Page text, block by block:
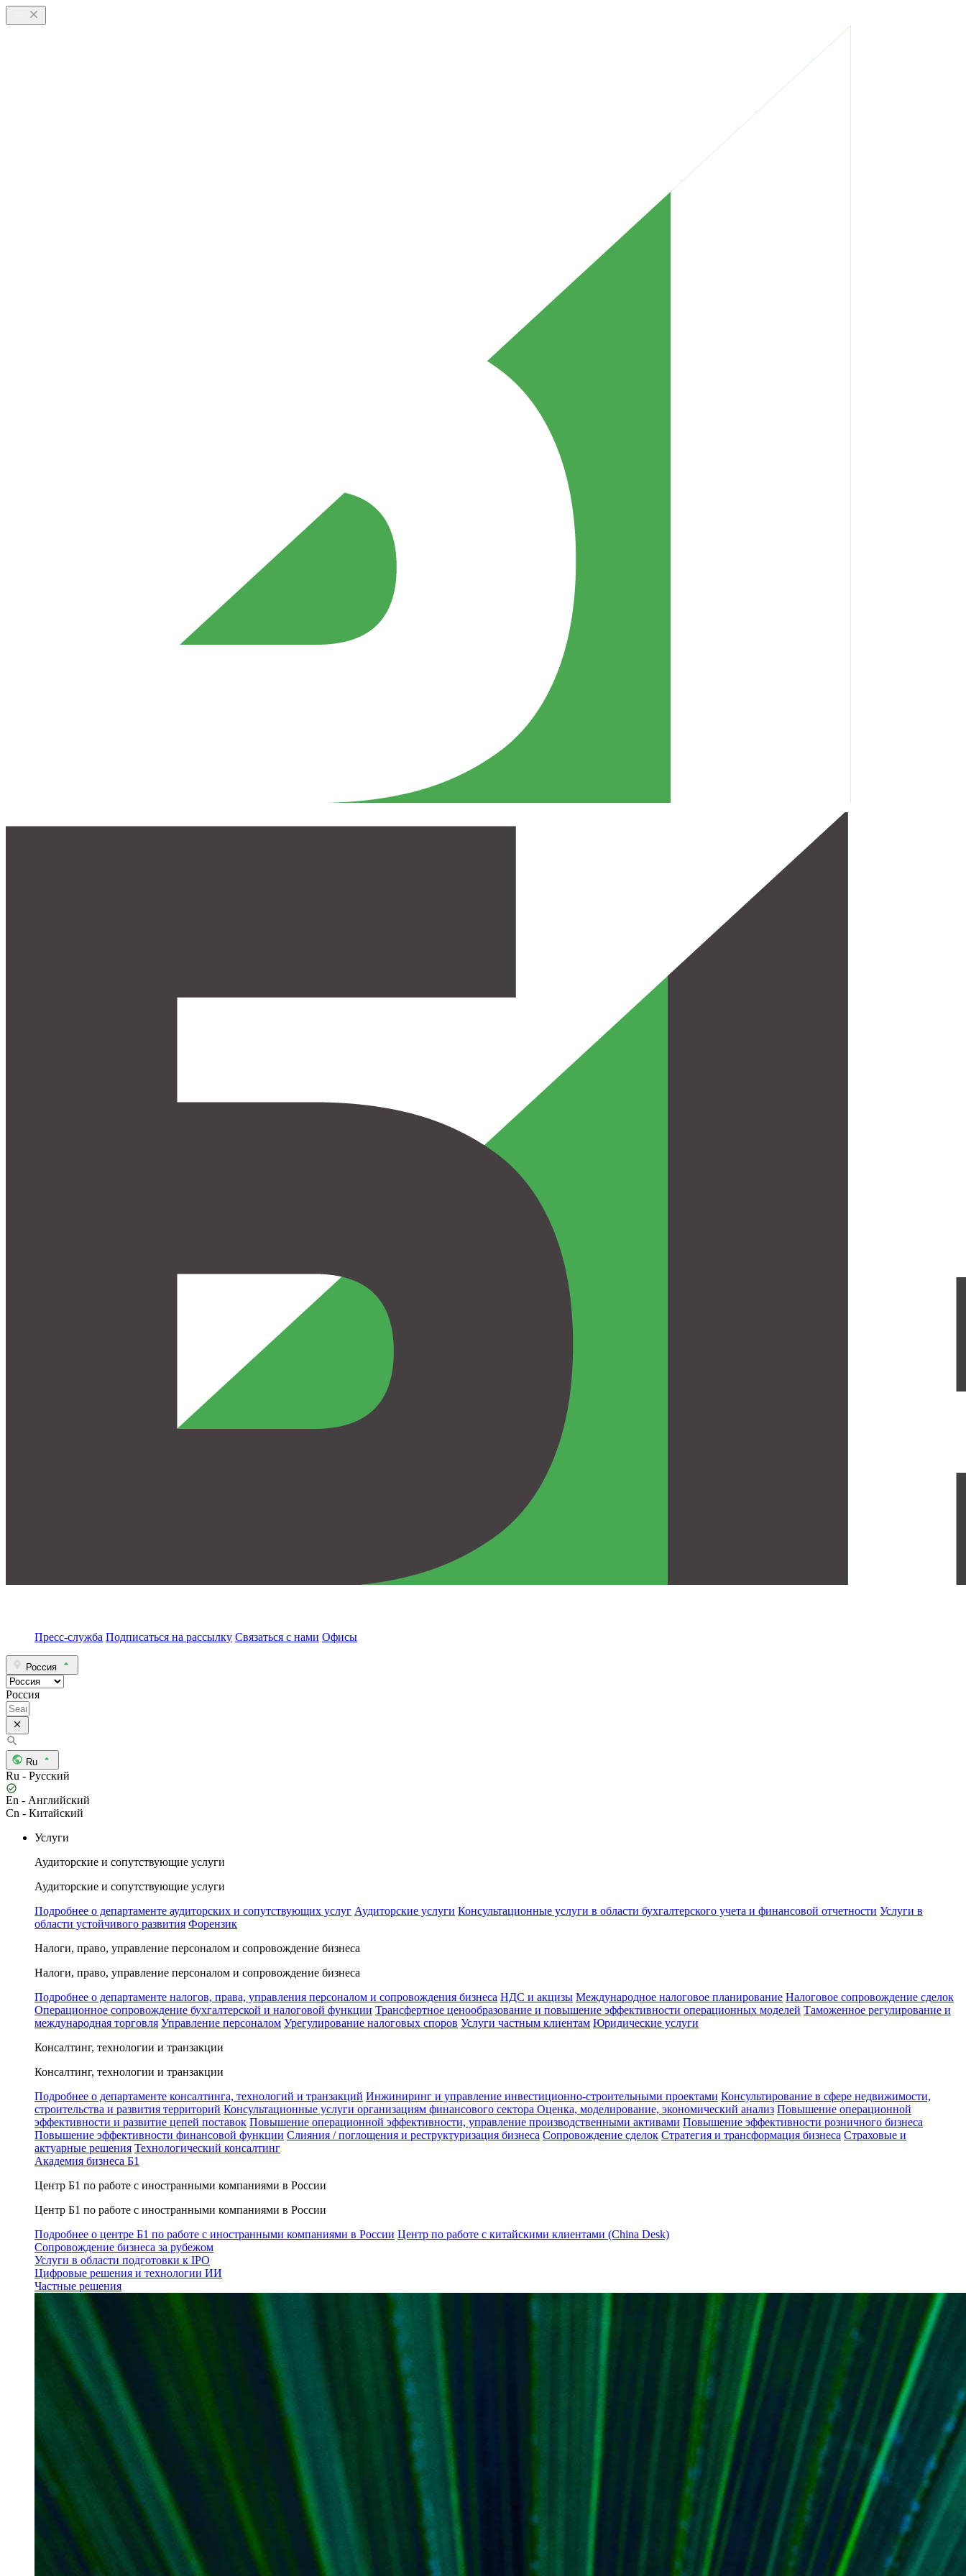
Пресс-служба Подписаться на рассылку Связаться с нами Офисы
Россия
Россия
Ru
Ru - Русский
En - Английский
Cn - Китайский
Услуги
Аудиторские и сопутствующие услуги
Аудиторские и сопутствующие услуги
Подробнее о департаменте аудиторских и сопутствующих услуг Аудиторские услуги Консультационные услуги в области бухгалтерского учета и финансовой отчетности Услуги в
области устойчивого развития Форензик
Налоги, право, управление персоналом и сопровождение бизнеса
Налоги, право, управление персоналом и сопровождение бизнеса
Подробнее о департаменте налогов, права, управления персоналом и сопровождения бизнеса НДС и акцизы Международное налоговое планирование Налоговое сопровождение сделок
Операционное сопровождение бухгалтерской и налоговой функции Трансфертное ценообразование и повышение эффективности операционных моделей Таможенное регулирование и
международная торговля Управление персоналом Урегулирование налоговых споров Услуги частным клиентам Юридические услуги
Консалтинг, технологии и транзакции
Консалтинг, технологии и транзакции
Подробнее о департаменте консалтинга, технологий и транзакций Инжиниринг и управление инвестиционно-строительными проектами Консультирование в сфере недвижимости,
строительства и развития территорий Консультационные услуги организациям финансового сектора Оценка, моделирование, экономический анализ Повышение операционной
эффективности и развитие цепей поставок Повышение операционной эффективности, управление производственными активами Повышение эффективности розничного бизнеса
Повышение эффективности финансовой функции Слияния / поглощения и реструктуризация бизнеса Сопровождение сделок Стратегия и трансформация бизнеса Страховые и
актуарные решения Технологический консалтинг
Академия бизнеса Б1
Центр Б1 по работе с иностранными компаниями в России
Центр Б1 по работе с иностранными компаниями в России
Подробнее о центре Б1 по работе с иностранными компаниями в России Центр по работе с китайскими клиентами (China Desk)
Сопровождение бизнеса за рубежом
Услуги в области подготовки к IPO
Цифровые решения и технологии ИИ
Частные решения